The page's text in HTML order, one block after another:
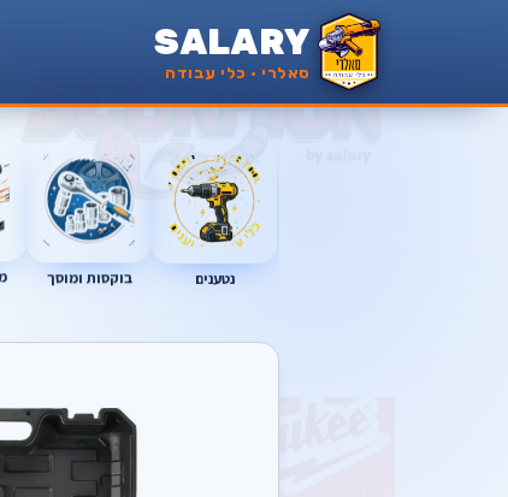
SALARY
סאלרי · כלי עבודה
נטענים בוקסות ומוסך